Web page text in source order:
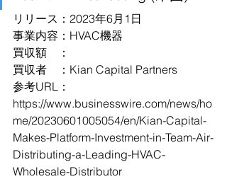
リリース：2023年6月1日
事業内容：HVAC機器
買収額　：
買収者　：Kian Capital Partners
参考URL：
https://www.businesswire.com/news/ho
me/20230601005054/en/Kian-Capital-
Makes-Platform-Investment-in-Team-Air-
Distributing-a-Leading-HVAC-
Wholesale-Distributor